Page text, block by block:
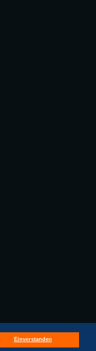
Einverstanden